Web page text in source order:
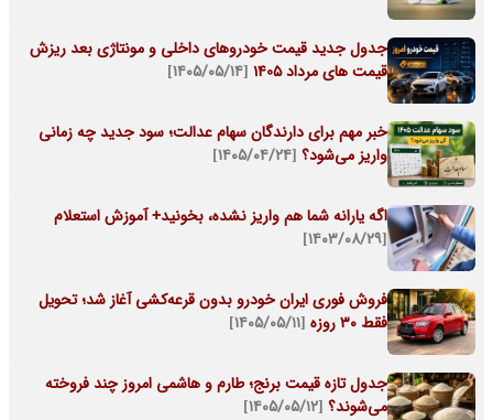
جدول جدید قیمت خودروهای داخلی و مونتاژی بعد ریزش
قیمت های مرداد 1405
[۱۴۰۵/۰۵/۱۴]
خبر مهم برای دارندگان سهام عدالت؛ سود جدید چه زمانی
واریز می‌شود؟ [۱۴۰۵/۰۴/۲۴]
اگه یارانه شما هم واریز نشده، بخونید+ آموزش استعلام
[۱۴۰۳/۰۸/۲۹]
فروش فوری ایران خودرو بدون قرعه‌کشی آغاز شد؛ تحویل
فقط ۳۰ روزه
[۱۴۰۵/۰۵/۱۱]
جدول تازه قیمت برنج؛ طارم و هاشمی امروز چند فروخته
می‌شوند؟ [۱۴۰۵/۰۵/۱۲]